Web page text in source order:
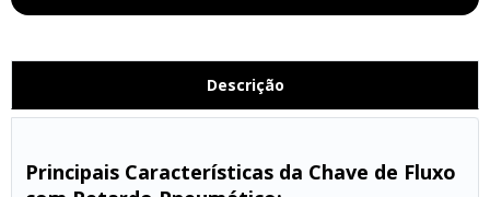
Descrição
Principais Características da Chave de Fluxo